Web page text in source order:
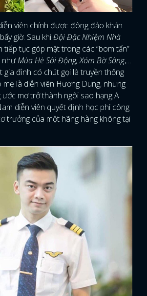
viên chính được đông đảo khán
giờ. Sau khiĐội Đặc Nhiệm Nhà
tiếp tục góp mặt trong các “bom tấn”
nhưMùa Hè Sôi Động, Xóm Bờ Sông,…
gia đình có chút gọi là truyền thống
mẹ là diễn viên Hương Dung, nhưng
ước mơ trở thành ngôi sao hạng A
diễn viên quyết định học phi công
trưởng của một hãng hàng không tại